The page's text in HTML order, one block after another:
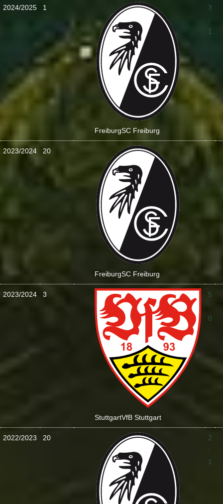
2024/2025 1
FreiburgSC Freiburg
3
:
1
2023/2024 20
FreiburgSC Freiburg
1
:
3
2023/2024 3
StuttgartVfB Stuttgart
5
:
0
2022/2023 20
2
:
1